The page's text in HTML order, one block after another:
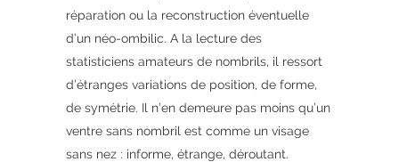
réparation ou la reconstruction éventuelle
d’un néo-ombilic. A la lecture des
statisticiens amateurs de nombrils, il ressort
d’étranges variations de position, de forme,
de symétrie. Il n’en demeure pas moins qu’un
ventre sans nombril est comme un visage
sans nez : informe, étrange, déroutant.